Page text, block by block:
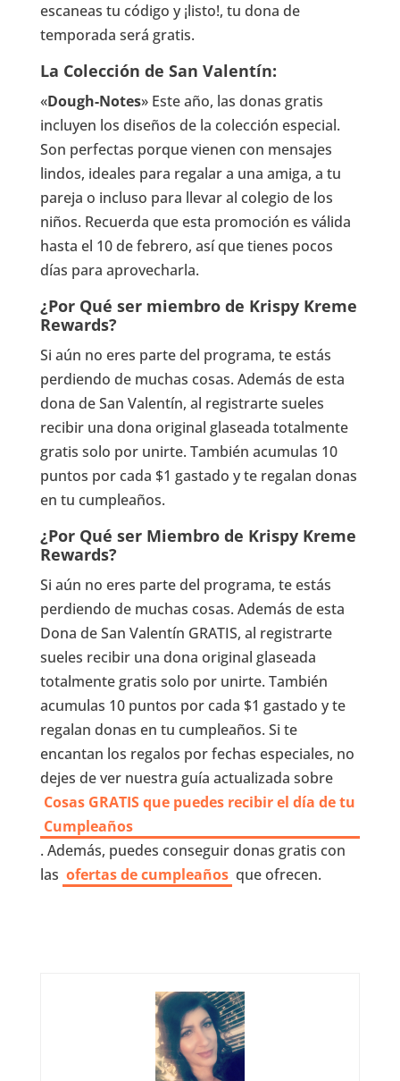
escaneas tu código y ¡listo!, tu dona de
temporada será gratis.
La Colección de San Valentín:
«Dough-Notes» Este año, las donas gratis
incluyen los diseños de la colección especial.
Son perfectas porque vienen con mensajes
lindos, ideales para regalar a una amiga, a tu
pareja o incluso para llevar al colegio de los
niños. Recuerda que esta promoción es válida
hasta el 10 de febrero, así que tienes pocos
días para aprovecharla.
¿Por Qué ser miembro de Krispy Kreme
Rewards?
Si aún no eres parte del programa, te estás
perdiendo de muchas cosas. Además de esta
dona de San Valentín, al registrarte sueles
recibir una dona original glaseada totalmente
gratis solo por unirte. También acumulas 10
puntos por cada $1 gastado y te regalan donas
en tu cumpleaños.
¿Por Qué ser Miembro de Krispy Kreme
Rewards?
Si aún no eres parte del programa, te estás
perdiendo de muchas cosas. Además de esta
Dona de San Valentín GRATIS, al registrarte
sueles recibir una dona original glaseada
totalmente gratis solo por unirte. También
acumulas 10 puntos por cada $1 gastado y te
regalan donas en tu cumpleaños. Si te
encantan los regalos por fechas especiales, no
dejes de ver nuestra guía actualizada sobre
Cosas GRATIS que puedes recibir el día de tu
Cumpleaños
. Además, puedes conseguir donas gratis con
las ofertas de cumpleaños que ofrecen.